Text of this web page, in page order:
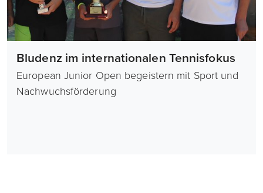
Bludenz im internationalen Tennisfokus
European Junior Open begeistern mit Sport und
Nachwuchsförderung